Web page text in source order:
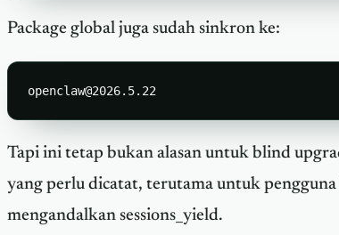
Package global juga sudah sinkron ke:
openclaw@2026.5.22
Tapi ini tetap bukan alasan untuk blind
yang perlu dicatat, terutama untuk
mengandalkan sessions_yield.